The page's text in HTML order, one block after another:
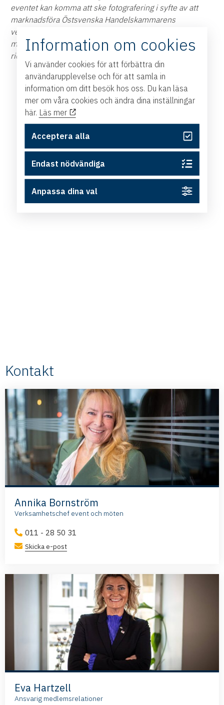
eventet kan komma att ske fotografering i syfte av att
marknadsföra Östsvenska Handelskammarens
verksamhet. Om du figurerar på en bild och vill invända
mot detta ber vi dig att kontakta
rickard.widgren@east.cci.se eller säga till på plats.
Kontakt
Annika Bornström
Verksamhetschef event och möten
011 - 28 50 31
Skicka e-post
Eva Hartzell
Ansvarig medlemsrelationer
Information om cookies
Vi använder cookies för att förbättra din
användarupplevelse och för att samla in
information om ditt besök hos oss. Du kan läsa
mer om våra cookies och ändra dina inställningar
här. Läs mer
Acceptera alla
Endast nödvändiga
Anpassa dina val